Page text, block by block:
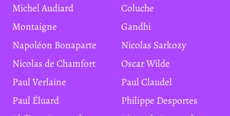
Michel Audiard
Coluche
Montaigne
Gandhi
Napoléon Bonaparte
Nicolas Sarkozy
Nicolas de Chamfort
Oscar Wilde
Paul Verlaine
Paul Claudel
Paul Éluard
Philippe Desportes